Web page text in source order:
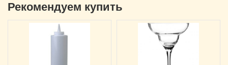
Рекомендуем купить